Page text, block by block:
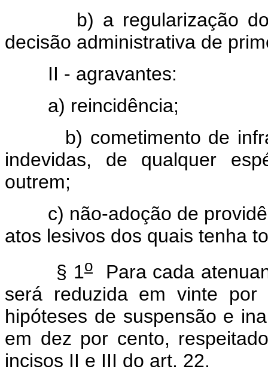
b) a regularização do
decisão administrativa de
II - agravantes:
a) reincidência;
b) cometimento de
indevidas, de qualquer
outrem;
c) não-adoção de
atos lesivos dos quais tenha
§ 1o Para cada
será reduzida em vinte
hipóteses de suspensão e
em dez por cento,
incisos II e III do art. 22.